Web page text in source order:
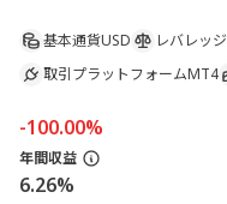
基本通貨USD レバレッジ
取引プラットフォームMT4
-100.00%
年間収益
6.26%